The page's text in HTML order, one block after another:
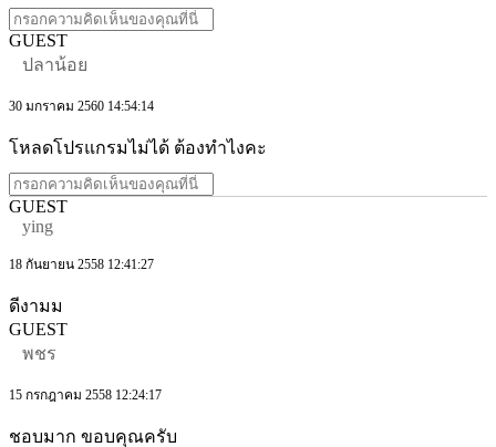
GUEST
ปลาน้อย
30 มกราคม 2560 14:54:14
โหลดโปรแกรมไม่ได้ ต้องทำไงคะ
GUEST
ying
18 กันยายน 2558 12:41:27
ดีงามม
GUEST
พชร
15 กรกฎาคม 2558 12:24:17
ชอบมาก ขอบคุณครับ